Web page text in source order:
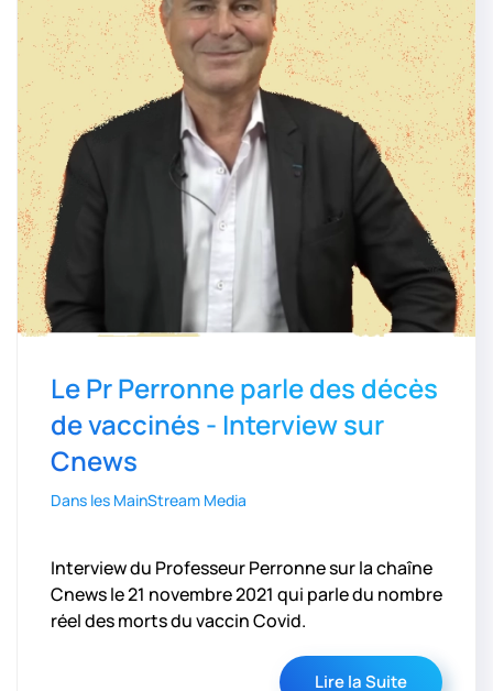
Le Pr Perronne parle des décès
de vaccinés - Interview sur
Cnews
Dans les MainStream Media
Interview du Professeur Perronne sur la chaîne
Cnews le 21 novembre 2021 qui parle du nombre
réel des morts du vaccin Covid.
Lire la Suite